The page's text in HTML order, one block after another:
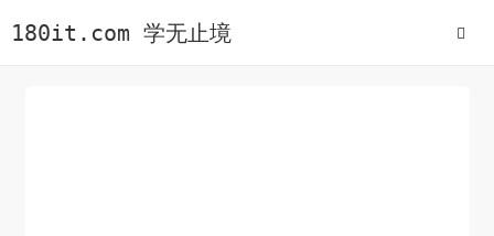
180it.com 学无止境